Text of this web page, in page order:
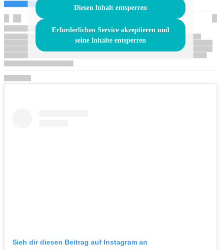
Diesen Inhalt entsperren
Erforderlichen Service akzeptieren und
seine Inhalte entsperren
Sieh dir diesen Beitrag auf Instagram an